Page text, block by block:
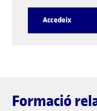
Accedeix
Formació